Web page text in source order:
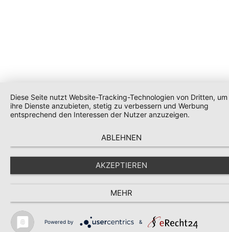
Diese Seite nutzt Website-Tracking-Technologien von Dritten, um
ihre Dienste anzubieten, stetig zu verbessern und Werbung
entsprechend den Interessen der Nutzer anzuzeigen.
ABLEHNEN
AKZEPTIEREN
MEHR
Powered by &